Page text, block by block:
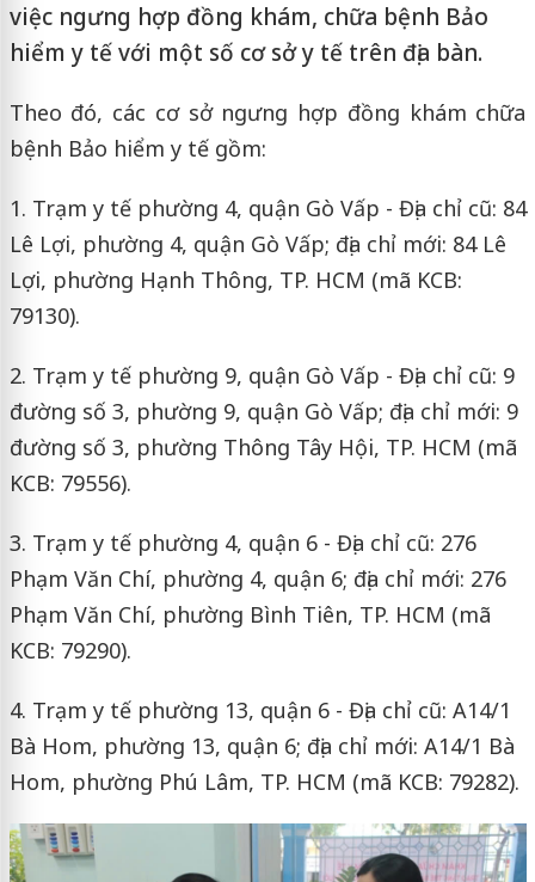
việc ngưng hợp đồng khám, chữa bệnh Bảo
hiểm y tế với một số cơ sở y tế trên địa bàn.
Theo đó, các cơ sở ngưng hợp đồng khám chữa
bệnh Bảo hiểm y tế gồm:
1. Trạm y tế phường 4, quận Gò Vấp - Địa chỉ cũ: 84
Lê Lợi, phường 4, quận Gò Vấp; địa chỉ mới: 84 Lê
Lợi, phường Hạnh Thông, TP. HCM (mã KCB:
79130).
2. Trạm y tế phường 9, quận Gò Vấp - Địa chỉ cũ: 9
đường số 3, phường 9, quận Gò Vấp; địa chỉ mới: 9
đường số 3, phường Thông Tây Hội, TP. HCM (mã
KCB: 79556).
3. Trạm y tế phường 4, quận 6 - Địa chỉ cũ: 276
Phạm Văn Chí, phường 4, quận 6; địa chỉ mới: 276
Phạm Văn Chí, phường Bình Tiên, TP. HCM (mã
KCB: 79290).
4. Trạm y tế phường 13, quận 6 - Địa chỉ cũ: A14/1
Bà Hom, phường 13, quận 6; địa chỉ mới: A14/1 Bà
Hom, phường Phú Lâm, TP. HCM (mã KCB: 79282).